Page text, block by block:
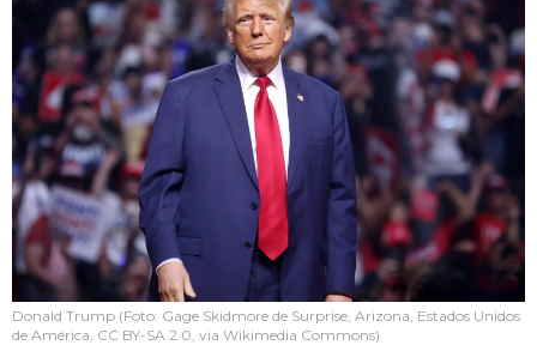
Donald Trump (Foto: Gage Skidmore de Surprise, Arizona, Estados Unidos
de América, CC BY-SA 2.0, via Wikimedia Commons)